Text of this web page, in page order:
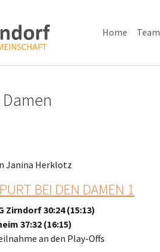
Home
Janina Herklotz
BEI DEN DAMEN 1
Zirndorf 30:24 (15:13)
37:32 (16:15)
an den Play-Offs